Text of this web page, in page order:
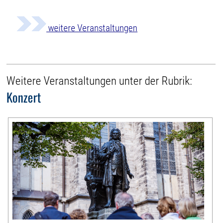
weitere Veranstaltungen
Weitere Veranstaltungen unter der Rubrik:
Konzert